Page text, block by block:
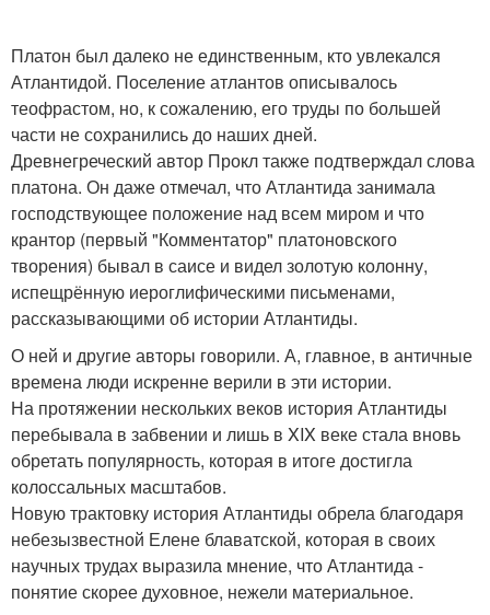
Платон был далеко не единственным, кто увлекался
Атлантидой. Поселение атлантов описывалось
теофрастом, но, к сожалению, его труды по большей
части не сохранились до наших дней.
Древнегреческий автор Прокл также подтверждал слова
платона. Он даже отмечал, что Атлантида занимала
господствующее положение над всем миром и что
крантор (первый "Комментатор" платоновского
творения) бывал в саисе и видел золотую колонну,
испещрённую иероглифическими письменами,
рассказывающими об истории Атлантиды.
О ней и другие авторы говорили. А, главное, в античные
времена люди искренне верили в эти истории.
На протяжении нескольких веков история Атлантиды
перебывала в забвении и лишь в XIX веке стала вновь
обретать популярность, которая в итоге достигла
колоссальных масштабов.
Новую трактовку история Атлантиды обрела благодаря
небезызвестной Елене блаватской, которая в своих
научных трудах выразила мнение, что Атлантида -
понятие скорее духовное, нежели материальное.